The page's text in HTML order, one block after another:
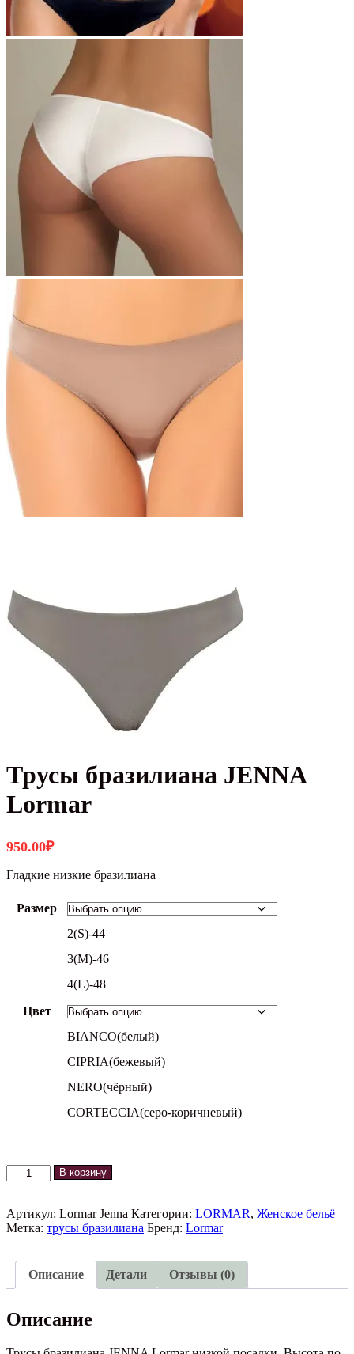
Трусы бразилиана JENNA
Lormar
950.00₽
Гладкие низкие бразилиана
Размер
2(S)-44
3(M)-46
4(L)-48
Цвет
BIANCO(белый)
CIPRIA(бежевый)
NERO(чёрный)
CORTECCIA(серо-коричневый)
Количество
товара
бразилиана
JENNA
В корзину
Артикул: Lormar Jenna Категории: LORMAR, Женское бельё
Метка: трусы бразилиана Бренд: Lormar
Описание Детали Отзывы (0)
Описание